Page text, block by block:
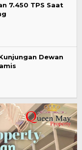
7.450 TPS Saat
Dewan